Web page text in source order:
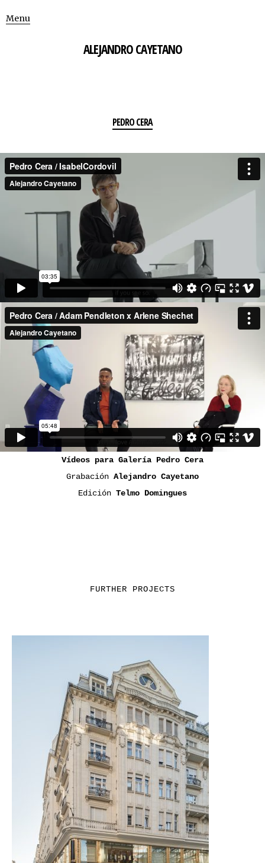
Menu
ALEJANDRO CAYETANO
PEDRO CERA
Vídeos para Galería Pedro Cera
Grabación Alejandro Cayetano
Edición Telmo Domingues
FURTHER PROJECTS